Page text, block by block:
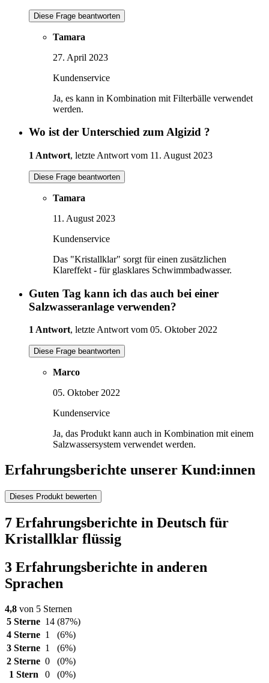
Diese Frage beantworten
Tamara
27. April 2023
Kundenservice
Ja, es kann in Kombination mit Filterbälle verwendet
werden.
Wo ist der Unterschied zum Algizid ?
1 Antwort, letzte Antwort vom 11. August 2023
Diese Frage beantworten
Tamara
11. August 2023
Kundenservice
Das "Kristallklar" sorgt für einen zusätzlichen
Klareffekt - für glasklares Schwimmbadwasser.
Guten Tag kann ich das auch bei einer
Salzwasseranlage verwenden?
1 Antwort, letzte Antwort vom 05. Oktober 2022
Diese Frage beantworten
Marco
05. Oktober 2022
Kundenservice
Ja, das Produkt kann auch in Kombination mit einem
Salzwassersystem verwendet werden.
Erfahrungsberichte unserer Kund:innen
Dieses Produkt bewerten
7 Erfahrungsberichte in Deutsch für
Kristallklar flüssig
3 Erfahrungsberichte in anderen
Sprachen
4,8 von 5 Sternen
5 Sterne 14 (87%)
4 Sterne 1
(6%)
3 Sterne 1
(6%)
2 Sterne 0
(0%)
1 Stern
0 (0%)